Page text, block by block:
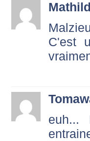
C'est
euh...